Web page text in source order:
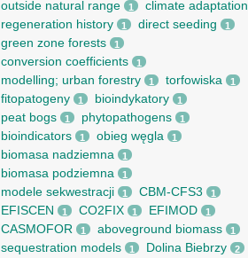
outside natural range 1 climate adaptation
regeneration history 1 direct seeding 1
green zone forests 1
conversion coefficients 1
modelling; urban forestry 1 torfowiska 1
fitopatogeny 1 bioindykatory 1
peat bogs 1 phytopathogens 1
bioindicators 1 obieg węgla 1
biomasa nadziemna 1
biomasa podziemna 1
modele sekwestracji 1 CBM-CFS3 1
EFISCEN 1 CO2FIX 1 EFIMOD 1
CASMOFOR 1 aboveground biomass 1
sequestration models 1 Dolina Biebrzy 2